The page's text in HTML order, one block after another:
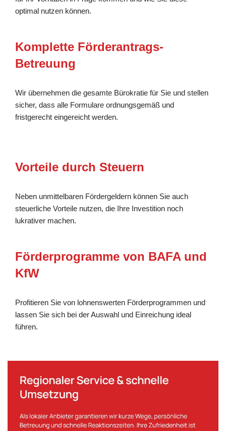
optimal nutzen können.
Komplette Förderantrags-
Betreuung
Wir übernehmen die gesamte Bürokratie für Sie und stellen
sicher, dass alle Formulare ordnungsgemäß und
fristgerecht eingereicht werden.
Vorteile durch Steuern
Neben unmittelbaren Fördergeldern können Sie auch
steuerliche Vorteile nutzen, die Ihre Investition noch
lukrativer machen.
Förderprogramme von BAFA und
KfW
Profitieren Sie von lohnenswerten Förderprogrammen und
lassen Sie sich bei der Auswahl und Einreichung ideal
führen.